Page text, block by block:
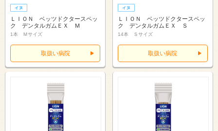
ＬＩＯＮ ベッツドクタースペッ
ク デンタルガムＥＸ Ｍ
1本 Ｍサイズ
取扱い病院
ＬＩＯＮ ベッツドクタースペッ
ク デンタルガムＥＸ Ｓ
14本 Ｓサイズ
取扱い病院